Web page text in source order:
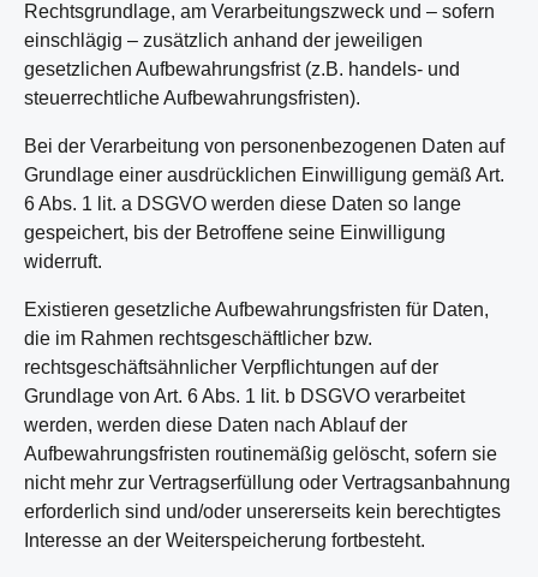
Rechtsgrundlage, am Verarbeitungszweck und – sofern
einschlägig – zusätzlich anhand der jeweiligen
gesetzlichen Aufbewahrungsfrist (z.B. handels- und
steuerrechtliche Aufbewahrungsfristen).
Bei der Verarbeitung von personenbezogenen Daten auf
Grundlage einer ausdrücklichen Einwilligung gemäß Art.
6 Abs. 1 lit. a DSGVO werden diese Daten so lange
gespeichert, bis der Betroffene seine Einwilligung
widerruft.
Existieren gesetzliche Aufbewahrungsfristen für Daten,
die im Rahmen rechtsgeschäftlicher bzw.
rechtsgeschäftsähnlicher Verpflichtungen auf der
Grundlage von Art. 6 Abs. 1 lit. b DSGVO verarbeitet
werden, werden diese Daten nach Ablauf der
Aufbewahrungsfristen routinemäßig gelöscht, sofern sie
nicht mehr zur Vertragserfüllung oder Vertragsanbahnung
erforderlich sind und/oder unsererseits kein berechtigtes
Interesse an der Weiterspeicherung fortbesteht.